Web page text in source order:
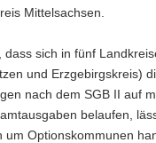
Mittelsachsen.
sich in fünf
und Erzgebirgskreis)
nach dem SGB II auf
belaufen,
Optionskommunen